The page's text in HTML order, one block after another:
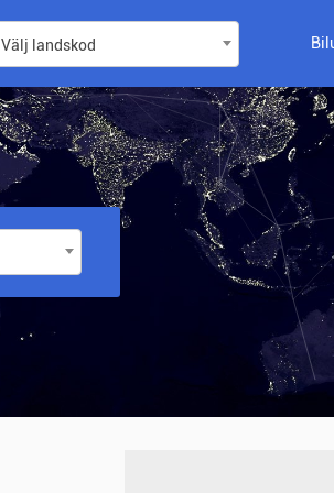
Välj landskod